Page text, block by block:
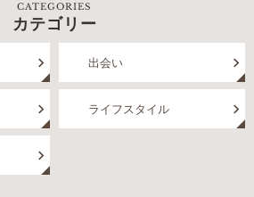
CATEGORIES
カテゴリー
出会い
ライフスタイル